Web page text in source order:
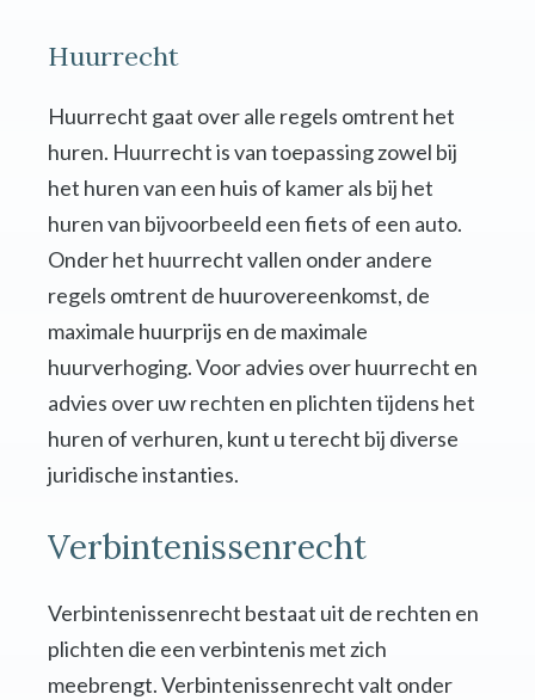
Huurrecht
Huurrecht gaat over alle regels omtrent het
huren. Huurrecht is van toepassing zowel bij
het huren van een huis of kamer als bij het
huren van bijvoorbeeld een fiets of een auto.
Onder het huurrecht vallen onder andere
regels omtrent de huurovereenkomst, de
maximale huurprijs en de maximale
huurverhoging. Voor advies over huurrecht en
advies over uw rechten en plichten tijdens het
huren of verhuren, kunt u terecht bij diverse
juridische instanties.
Verbintenissenrecht
Verbintenissenrecht bestaat uit de rechten en
plichten die een verbintenis met zich
meebrengt. Verbintenissenrecht valt onder